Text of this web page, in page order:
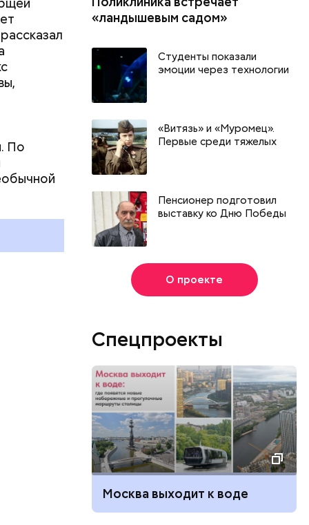
День тульского пряника и
День сидения на
подоконниках: какие
праздники отмечают в России
и мире 2 августа
праздники
По
«ландышевым садом»
Студенты показали
эмоции через технологии
«Витязь» и «Муромец».
Первые среди тяжелых
Пенсионер подготовил
выставку ко Дню Победы
О проекте
Спецпроекты
Москва выходит к воде